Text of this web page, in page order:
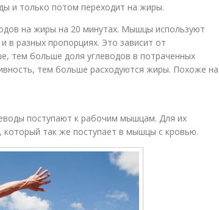
и только потом переходит на жиры.
на жиры на 20 минутах. Мышцы используют
в разных пропорциях. Это зависит от
тем больше доля углеводов в потраченных
тем больше расходуются жиры. Похоже на
поступают к рабочим мышцам. Для их
который так же поступает в мышцы с кровью.